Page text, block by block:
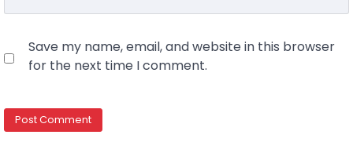
Save my name, email, and website in this browser
for the next time I comment.